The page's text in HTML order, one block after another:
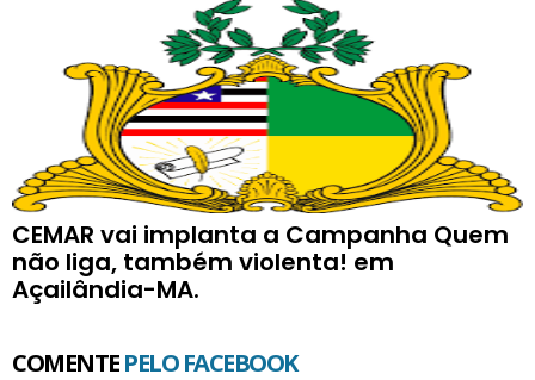
CEMAR vai implanta a Campanha Quem
não liga, também violenta! em
Açailândia-MA.
COMENTEPELO FACEBOOK